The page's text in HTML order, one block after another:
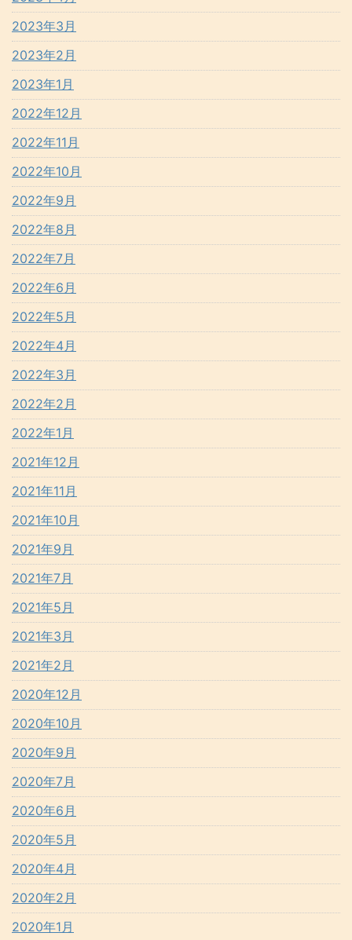
2023年3月
2023年2月
2023年1月
2022年12月
2022年11月
2022年10月
2022年9月
2022年8月
2022年7月
2022年6月
2022年5月
2022年4月
2022年3月
2022年2月
2022年1月
2021年12月
2021年11月
2021年10月
2021年9月
2021年7月
2021年5月
2021年3月
2021年2月
2020年12月
2020年10月
2020年9月
2020年7月
2020年6月
2020年5月
2020年4月
2020年2月
2020年1月